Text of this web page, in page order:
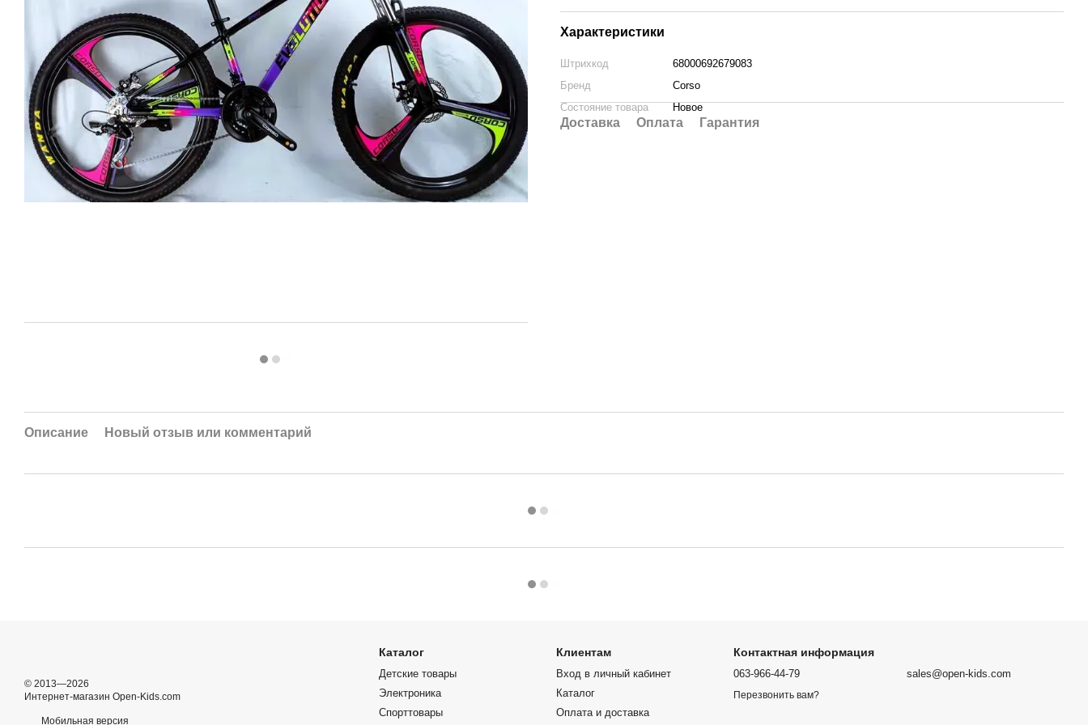
Характеристики
Штрихкод
68000692679083
Бренд
Corso
Состояние товара
Новое
Доставка Оплата Гарантия
Описание Новый отзыв или комментарий
© 2013—2026
Интернет-магазин Open-Kids.com
Мобильная версия
Каталог
Детские товары
Электроника
Спорттовары
Клиентам
Вход в личный кабинет
Каталог
Оплата и доставка
Контактная информация
063-966-44-79
Перезвонить вам?
sales@open-kids.com